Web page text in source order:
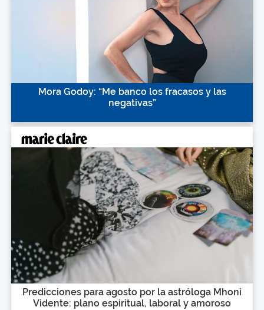
Mora Godoy: “Me banco los fracasos y las
negativas”
Predicciones para agosto por la astróloga Mhoni
Vidente: plano espiritual, laboral y amoroso